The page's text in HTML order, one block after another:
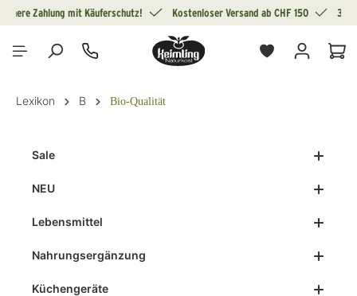
springen
Sichere Zahlung mit Käuferschutz! Kostenloser Versand ab CHF 150 30
Lexikon B Bio-Qualität
Sale
NEU
Lebensmittel
Nahrungsergänzung
Küchengeräte